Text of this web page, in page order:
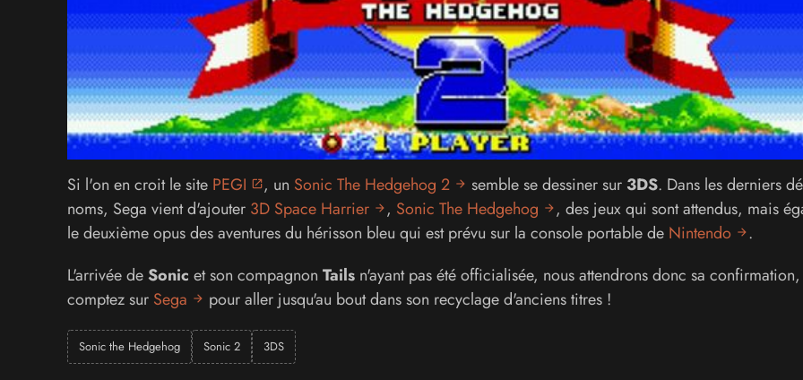
Si l'on en croit le site PEGI , un Sonic The Hedgehog 2 semble se dessiner sur 3DS. Dans les derniers
noms, Sega vient d'ajouter 3D Space Harrier , Sonic The Hedgehog
, des jeux qui sont attendus, mais
le deuxième opus des aventures du hérisson bleu qui est prévu sur la console portable de Nintendo
.
L'arrivée deSonic et son compagnon Tailsn'ayant pas été officialisée, nous attendrons donc sa
comptez sur Sega pour aller jusqu'au bout dans son recyclage d'anciens titres !
Sonic the Hedgehog Sonic 2 3DS